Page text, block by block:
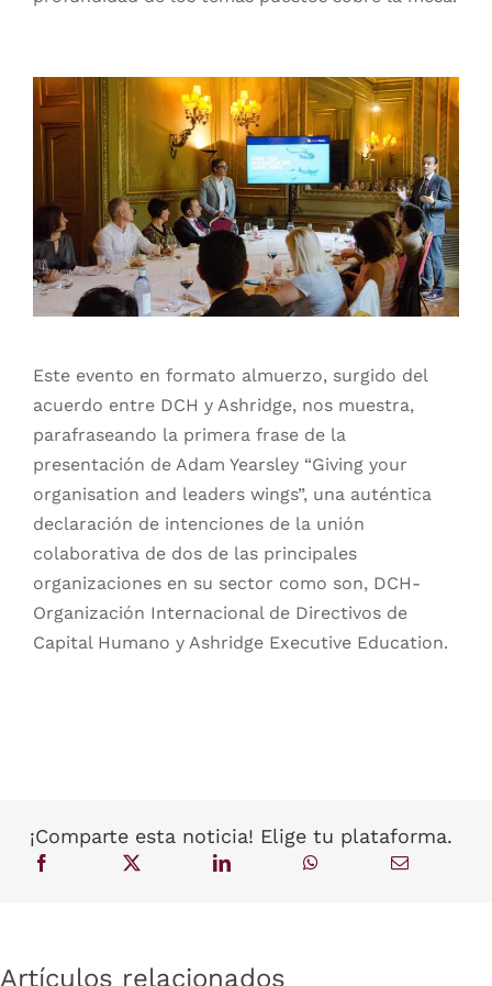
Este evento en formato almuerzo, surgido del
acuerdo entre DCH y Ashridge, nos muestra,
parafraseando la primera frase de la
presentación de Adam Yearsley “Giving your
organisation and leaders wings”, una auténtica
declaración de intenciones de la unión
colaborativa de dos de las principales
organizaciones en su sector como son, DCH-
Organización Internacional de Directivos de
Capital Humano y Ashridge Executive Education.
¡Comparte esta noticia! Elige tu plataforma.
Artículos relacionados